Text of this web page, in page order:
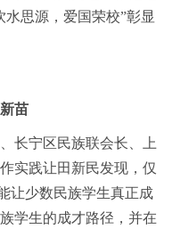
思源，爱国荣校”彰显
苗
长宁区民族联会长、上
实践让田新民发现，仅
让少数民族学生真正成
学生的成才路径，并在